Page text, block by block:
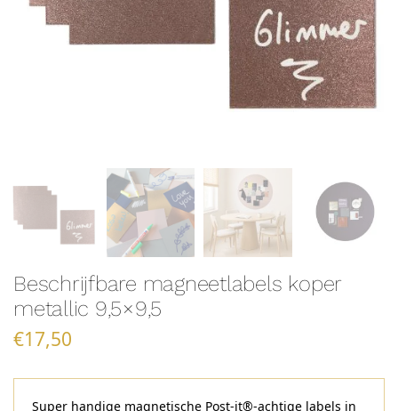
Beschrijfbare magneetlabels koper
metallic 9,5×9,5
€17,50
Super handige magnetische Post-it®-achtige labels in